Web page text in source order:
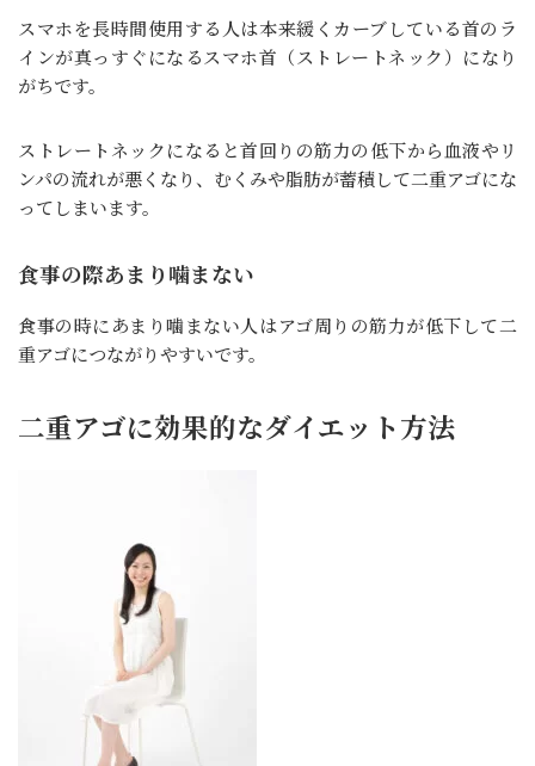
スマホを長時間使用する人は本来緩くカーブしている首のラ
インが真っすぐになるスマホ首（ストレートネック）になり
がちです。
ストレートネックになると首回りの筋力の低下から血液やリ
ンパの流れが悪くなり、むくみや脂肪が蓄積して二重アゴにな
ってしまいます。
食事の際あまり噛まない
食事の時にあまり噛まない人はアゴ周りの筋力が低下して二
重アゴにつながりやすいです。
二重アゴに効果的なダイエット方法